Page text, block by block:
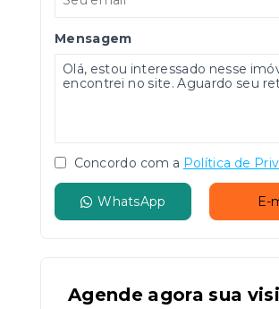
Mensagem
Concordo com a Política de
WhatsApp E-
Agende agora sua